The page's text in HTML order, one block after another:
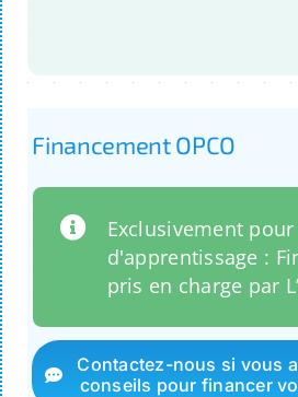
Financement OPCO
Exclusivement
d'apprentissage :
pris en charge par
Contactez-nous si vous
conseils pour financer